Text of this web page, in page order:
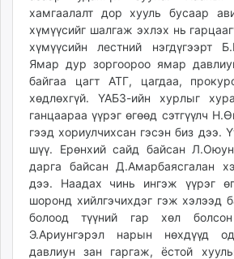
хамгаалалт дор хууль бусаар
хүмүүсийг шалгаж эхлэх нь
хүмүүсийн лестний нэгдүгээрт
Ямар дур зоргоороо ямар
байгаа цагт АТГ, цагдаа,
хөдлөхгүй. ҮАБЗ-ийн хурлыг
ганцаараа үүрэг өгөөд сэтгүүлч
гээд хориулчихсан гэсэн биз дээ.
шүү. Ерөнхий сайд байсан
дарга байсан Д.Амарбаясгалан
дээ. Наадах чинь ингэж үүрэг
шоронд хийлгэчихдэг гэж хэлээд
болоод түүний гар хөл болсон
Э.Ариунгэрэл нарын нөхдүүд
давлиун зан гаргаж, ёстой